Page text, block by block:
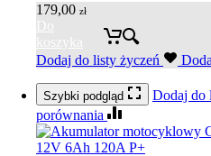
179,00 zł
Do
koszyka
Dodaj do listy życzeń
Szybki podgląd Dodaj do
porównania